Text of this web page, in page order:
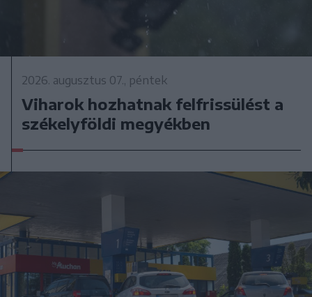
2026. augusztus 07., péntek
Viharok hozhatnak felfrissülést a
székelyföldi megyékben